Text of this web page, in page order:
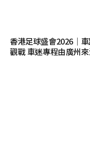
香港足球盛會2026｜
觀戰 車迷專程由廣州